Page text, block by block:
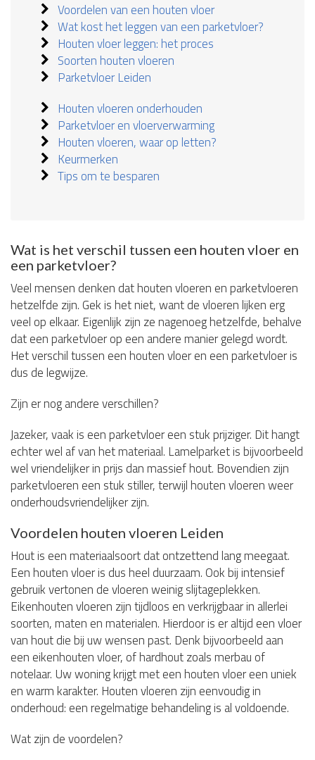
Voordelen van een houten vloer
Wat kost het leggen van een parketvloer?
Houten vloer leggen: het proces
Soorten houten vloeren
Parketvloer Leiden
Houten vloeren onderhouden
Parketvloer en vloerverwarming
Houten vloeren, waar op letten?
Keurmerken
Tips om te besparen
Wat is het verschil tussen een houten vloer en
een parketvloer?
Veel mensen denken dat houten vloeren en parketvloeren
hetzelfde zijn. Gek is het niet, want de vloeren lijken erg
veel op elkaar. Eigenlijk zijn ze nagenoeg hetzelfde, behalve
dat een parketvloer op een andere manier gelegd wordt.
Het verschil tussen een houten vloer en een parketvloer is
dus de legwijze.
Zijn er nog andere verschillen?
Jazeker, vaak is een parketvloer een stuk prijziger. Dit hangt
echter wel af van het materiaal. Lamelparket is bijvoorbeeld
wel vriendelijker in prijs dan massief hout. Bovendien zijn
parketvloeren een stuk stiller, terwijl houten vloeren weer
onderhoudsvriendelijker zijn.
Voordelen houten vloeren Leiden
Hout is een materiaalsoort dat ontzettend lang meegaat.
Een houten vloer is dus heel duurzaam. Ook bij intensief
gebruik vertonen de vloeren weinig slijtageplekken.
Eikenhouten vloeren zijn tijdloos en verkrijgbaar in allerlei
soorten, maten en materialen. Hierdoor is er altijd een vloer
van hout die bij uw wensen past. Denk bijvoorbeeld aan
een eikenhouten vloer, of hardhout zoals merbau of
notelaar. Uw woning krijgt met een houten vloer een uniek
en warm karakter. Houten vloeren zijn eenvoudig in
onderhoud: een regelmatige behandeling is al voldoende.
Wat zijn de voordelen?